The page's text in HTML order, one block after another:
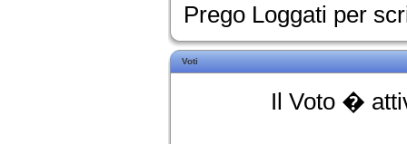
Prego Loggati per
Voti
Il Voto �